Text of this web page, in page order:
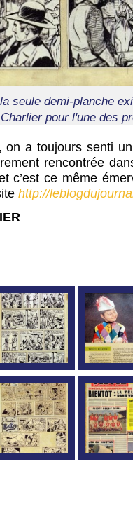
seule demi-planche
pour l'une des
on a toujours senti
rencontrée
c’est ce même
http://